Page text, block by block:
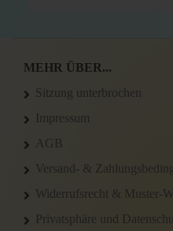
MEHR ÜBER...
Sitzung unterbrochen
Impressum
AGB
Versand- &
Widerrufsrecht & Muster-
Privatsphäre und